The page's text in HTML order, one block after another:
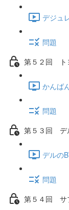
デジュ
問題
第５２回 ト
かんば
問題
第５３回 デ
デルの
問題
第５４回 サ